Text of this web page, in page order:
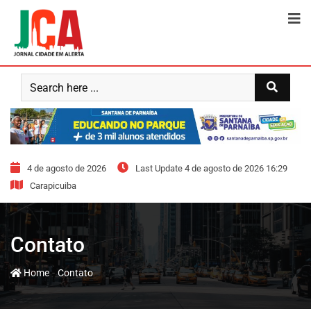
4 de agosto de 2026
Last Update 4 de agosto de 2026 16:29
Carapicuiba
Contato
Home-Contato